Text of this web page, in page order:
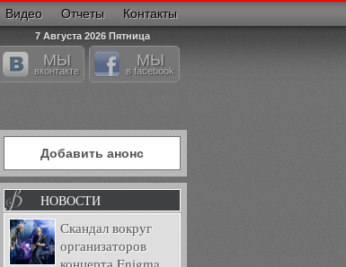
Видео Отчеты Контакты
7 Августа 2026 Пятница
МЫ
вконтакте
МЫ
в facebook
Добавить анонс
НОВОСТИ
Скандал вокруг
организаторов
концерта Enigma